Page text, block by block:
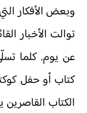
وبعض الأفكار
توالت الأخبار
عن يوم. كلما
كتاب أو حفل
الكتاب